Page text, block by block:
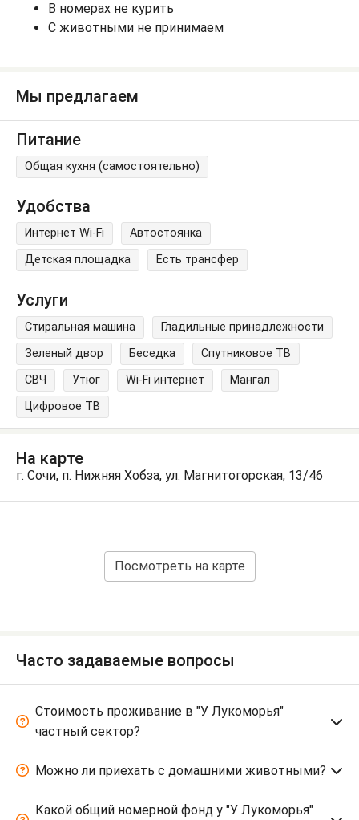
В номерах не курить
С животными не принимаем
Мы предлагаем
Питание
Общая кухня (самостоятельно)
Удобства
Интернет Wi-Fi
Автостоянка
Детская площадка
Есть трансфер
Услуги
Стиральная машина
Гладильные принадлежности
Зеленый двор
Беседка
Спутниковое ТВ
СВЧ
Утюг Wi-Fi интернет
Мангал
Цифровое ТВ
На карте
г. Сочи, п. Нижняя Хобза, ул. Магнитогорская, 13/46
Посмотреть на карте
Часто задаваемые вопросы
Стоимость проживание в "У Лукоморья"
частный сектор?
Можно ли приехать с домашними животными?
Какой общий номерной фонд у "У Лукоморья"